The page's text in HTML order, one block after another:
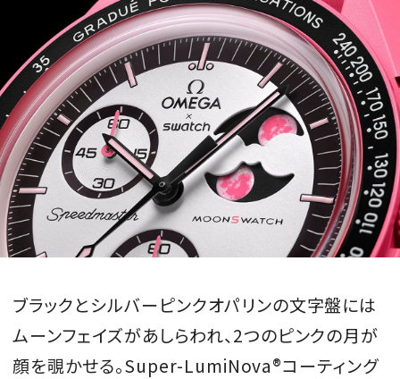
ブラックとシルバーピンクオパリンの文字盤には
ムーンフェイズがあしらわれ、2つのピンクの月が
顔を覗かせる。Super-LumiNova®️コーティング